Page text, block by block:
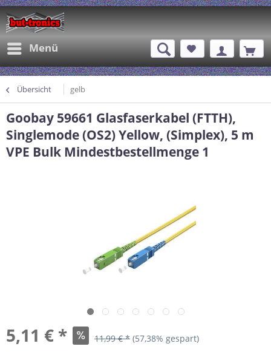
Menü
Übersicht gelb
Goobay 59661 Glasfaserkabel (FTTH),
Singlemode (OS2) Yellow, (Simplex), 5 m
VPE Bulk Mindestbestellmenge 1
5,11 € * 11,99 € * (57,38% gespart)